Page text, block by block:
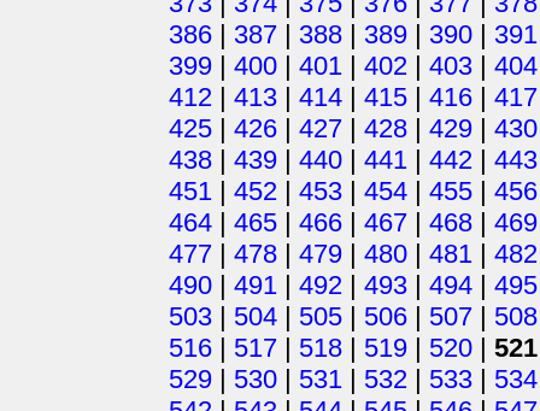
386 | 387 | 388 | 389 | 390 | 391
399 | 400 | 401 | 402 | 403 | 404
412 | 413 | 414 | 415 | 416 | 417
425 | 426 | 427 | 428 | 429 | 430
438 | 439 | 440 | 441 | 442 | 443
451 | 452 | 453 | 454 | 455 | 456
464 | 465 | 466 | 467 | 468 | 469
477 | 478 | 479 | 480 | 481 | 482
490 | 491 | 492 | 493 | 494 | 495
503 | 504 | 505 | 506 | 507 | 508
516 | 517 | 518 | 519 | 520 | 521
529 | 530 | 531 | 532 | 533 | 534